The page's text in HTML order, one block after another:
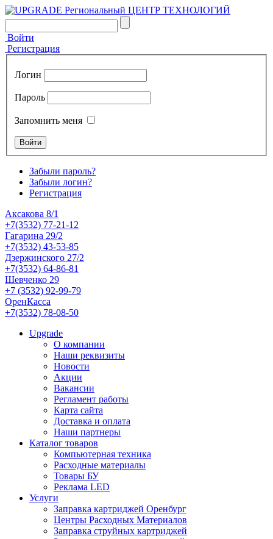
Войти
Регистрация
Логин
Пароль
Запомнить меня
Забыли пароль?
Забыли логин?
Регистрация
Аксакова 8/1
+7(3532) 77-21-12
Гагарина 29/2
+7(3532) 43-53-85
Дзержинского 27/2
+7(3532) 64-86-81
Шевченко 29
+7 (3532) 92-99-79
ОренКасса
+7(3532) 78-08-50
Upgrade
О компании
Наши реквизиты
Новости
Акции
Вакансии
Регламент работы
Карта сайта
Доставка и оплата
Наши партнеры
Каталог товаров
Компьютерная техника
Расходные материалы
Товары БУ
Реклама LED
Услуги
Заправка картриджей Оренбург
Центры Расходных Материалов
Заправка струйных картриджей